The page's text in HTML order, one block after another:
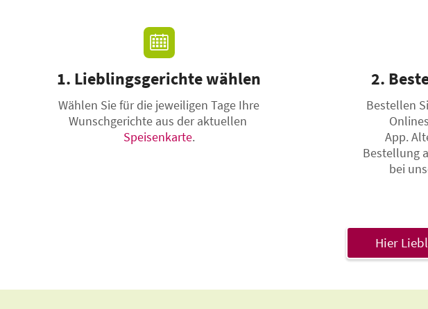
1. Lieblingsgerichte wählen
Wählen Sie für die jeweiligen Tage Ihre
Wunschgerichte aus der aktuellen
Speisenkarte.
2.
Bestellen
App.
Bestellung
bei
Hier